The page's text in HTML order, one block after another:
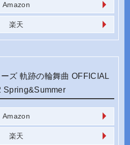
Amazon
楽天
ズ 軌跡の輪舞曲 OFFICIAL
Spring&Summer
Amazon
楽天